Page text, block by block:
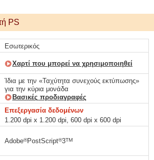
PS
Εσωτερικός
Χαρτί που μπορεί να χρησιμοποιηθεί
Ίδια με την «Ταχύτητα συνεχούς εκτύπωσης»
για την κύρια μονάδα
Βασικές προδιαγραφές
Επεξεργασία δεδομένων
1.200 dpi x 1.200 dpi, 600 dpi x 600 dpi
Adobe®PostScript®3TM